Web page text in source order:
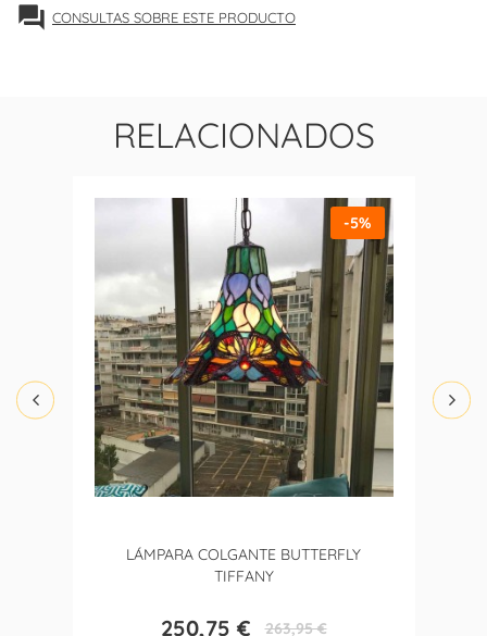
forum CONSULTAS SOBRE ESTE PRODUCTO
RELACIONADOS
LÁMPARA COLGANTE BUTTERFLY
TIFFANY
250,75 € 263,95 €
-5%